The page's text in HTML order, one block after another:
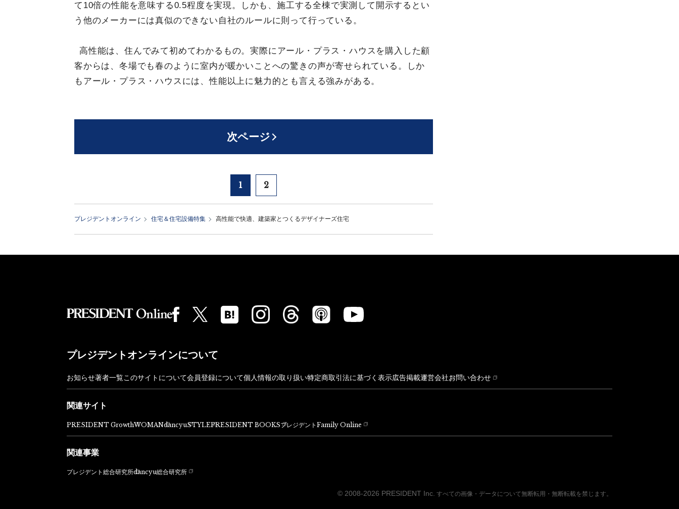
て10倍の性能を意味する0.5程度を実現。しかも、施工する全棟で実測して開示するとい
う他のメーカーには真似のできない自社のルールに則って行っている。
高性能は、住んでみて初めてわかるもの。実際にアール・プラス・ハウスを購入した顧
客からは、冬場でも春のように室内が暖かいことへの驚きの声が寄せられている。しか
もアール・プラス・ハウスには、性能以上に魅力的とも言える強みがある。
次ページ
1 2
プレジデントオンライン 住宅＆住宅設備特集 高性能で快適、建築家とつくるデザイナーズ住宅
プレジデントオンラインについて
お知らせ著者一覧このサイトについて会員登録について個人情報の取り扱い特定商取引法に基づく表示広告掲載運営会社お問い合わせ
関連サイト
PRESIDENT GrowthWOMANdancyuSTYLEPRESIDENT BOOKSプレジデントFamily Online
関連事業
プレジデント総合研究所dancyu総合研究所
© 2008-2026 PRESIDENT Inc. すべての画像・データについて無断転用・無断転載を禁じます。